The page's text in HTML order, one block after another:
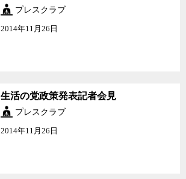
プレスクラブ
2014年11月26日
生活の党政策発表記者会見
プレスクラブ
2014年11月26日